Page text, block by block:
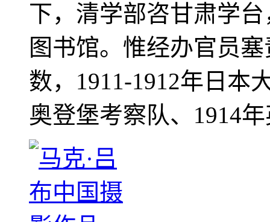
下，清学部咨甘肃学
图书馆。惟经办官员
数，1911-1912年日本
奥登堡考察队、1914